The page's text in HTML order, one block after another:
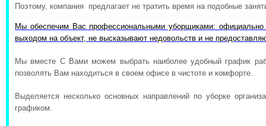
Поэтому, компания предлагает не тратить время на подобные
Мы обеспечим Вас профессиональными уборщиками:
выходом на объект, не высказывают недовольств и не
Мы вместе С Вами можем выбрать наиболее удобный график
позволять Вам находиться в своем офисе в чистоте и комфорте.
Выделяется несколько основных направлений по уборке
графиком.